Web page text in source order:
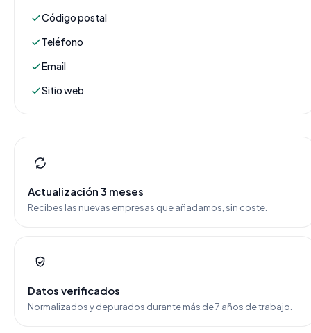
Código postal
Teléfono
Email
Sitio web
Actualización 3 meses
Recibes las nuevas empresas que añadamos, sin coste.
Datos verificados
Normalizados y depurados durante más de 7 años de trabajo.